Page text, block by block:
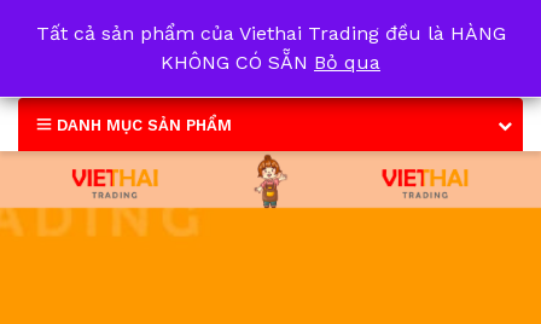
DANH MỤC SẢN PHẨM
Tất cả sản phẩm của Viethai Trading đều là HÀNG
KHÔNG CÓ SẴN Bỏ qua